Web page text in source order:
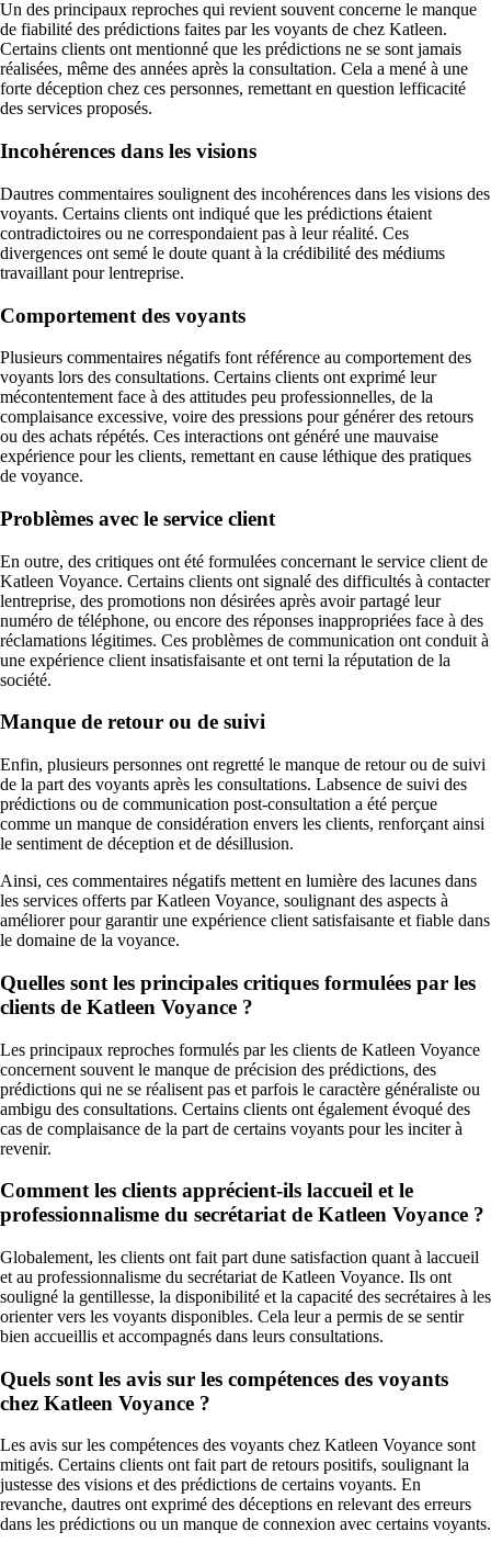
Un des principaux reproches qui revient souvent concerne le manque
de fiabilité des prédictions faites par les voyants de chez Katleen.
Certains clients ont mentionné que les prédictions ne se sont jamais
réalisées, même des années après la consultation. Cela a mené à une
forte déception chez ces personnes, remettant en question lefficacité
des services proposés.
Incohérences dans les visions
Dautres commentaires soulignent des incohérences dans les visions des
voyants. Certains clients ont indiqué que les prédictions étaient
contradictoires ou ne correspondaient pas à leur réalité. Ces
divergences ont semé le doute quant à la crédibilité des médiums
travaillant pour lentreprise.
Comportement des voyants
Plusieurs commentaires négatifs font référence au comportement des
voyants lors des consultations. Certains clients ont exprimé leur
mécontentement face à des attitudes peu professionnelles, de la
complaisance excessive, voire des pressions pour générer des retours
ou des achats répétés. Ces interactions ont généré une mauvaise
expérience pour les clients, remettant en cause léthique des pratiques
de voyance.
Problèmes avec le service client
En outre, des critiques ont été formulées concernant le service client de
Katleen Voyance. Certains clients ont signalé des difficultés à contacter
lentreprise, des promotions non désirées après avoir partagé leur
numéro de téléphone, ou encore des réponses inappropriées face à des
réclamations légitimes. Ces problèmes de communication ont conduit à
une expérience client insatisfaisante et ont terni la réputation de la
société.
Manque de retour ou de suivi
Enfin, plusieurs personnes ont regretté le manque de retour ou de suivi
de la part des voyants après les consultations. Labsence de suivi des
prédictions ou de communication post-consultation a été perçue
comme un manque de considération envers les clients, renforçant ainsi
le sentiment de déception et de désillusion.
Ainsi, ces commentaires négatifs mettent en lumière des lacunes dans
les services offerts par Katleen Voyance, soulignant des aspects à
améliorer pour garantir une expérience client satisfaisante et fiable dans
le domaine de la voyance.
Quelles sont les principales critiques formulées par les
clients de Katleen Voyance ?
Les principaux reproches formulés par les clients de Katleen Voyance
concernent souvent le manque de précision des prédictions, des
prédictions qui ne se réalisent pas et parfois le caractère généraliste ou
ambigu des consultations. Certains clients ont également évoqué des
cas de complaisance de la part de certains voyants pour les inciter à
revenir.
Comment les clients apprécient-ils laccueil et le
professionnalisme du secrétariat de Katleen Voyance ?
Globalement, les clients ont fait part dune satisfaction quant à laccueil
et au professionnalisme du secrétariat de Katleen Voyance. Ils ont
souligné la gentillesse, la disponibilité et la capacité des secrétaires à les
orienter vers les voyants disponibles. Cela leur a permis de se sentir
bien accueillis et accompagnés dans leurs consultations.
Quels sont les avis sur les compétences des voyants
chez Katleen Voyance ?
Les avis sur les compétences des voyants chez Katleen Voyance sont
mitigés. Certains clients ont fait part de retours positifs, soulignant la
justesse des visions et des prédictions de certains voyants. En
revanche, dautres ont exprimé des déceptions en relevant des erreurs
dans les prédictions ou un manque de connexion avec certains voyants.